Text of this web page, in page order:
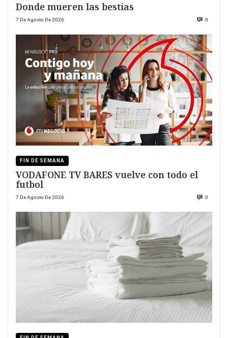
Donde mueren las bestias
7 De Agosto De 2026 0
FIN DE SEMANA
VODAFONE TV BARES vuelve con todo el
futbol
7 De Agosto De 2026 0